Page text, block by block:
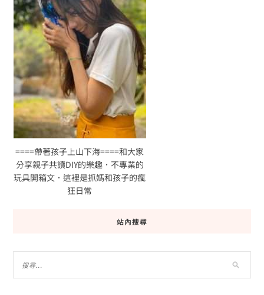
====帶著孩子上山下海====和大家
分享親子共讀DIY的樂趣．不專業的
玩具開箱文．這裡是抓媽和孩子的瘋
狂日常
站內搜尋